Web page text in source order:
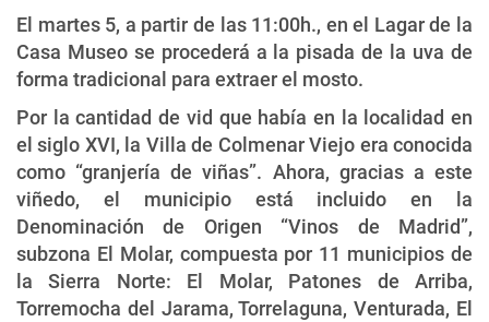
El martes 5, a partir de las 11:00h., en el Lagar de la
Casa Museo se procederá a la pisada de la uva de
forma tradicional para extraer el mosto.
Por la cantidad de vid que había en la localidad en
el siglo XVI, la Villa de Colmenar Viejo era conocida
como “granjería de viñas”. Ahora, gracias a este
viñedo, el municipio está incluido en la
Denominación de Origen “Vinos de Madrid”,
subzona El Molar, compuesta por 11 municipios de
la Sierra Norte: El Molar, Patones de Arriba,
Torremocha del Jarama, Torrelaguna, Venturada, El